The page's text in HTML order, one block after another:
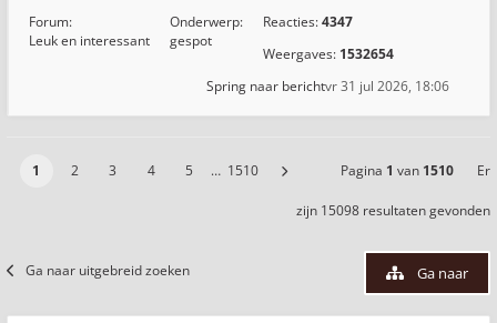
Forum:
Leuk en interessant
Onderwerp:
gespot
Reacties:4347
Weergaves: 1532654
vr 31 jul 2026, 18:06
Spring naar bericht
1 2 3 4 5 … 1510 Pagina 1 van 1510 Er
zijn 15098 resultaten gevonden
Ga naar uitgebreid zoeken Ga naar